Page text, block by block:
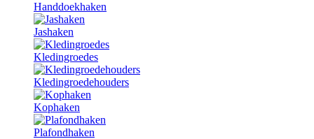
Handdoekhaken
Jashaken
Kledingroedes
Kledingroedehouders
Kophaken
Plafondhaken